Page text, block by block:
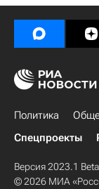
Политика
Спецпроекты
Версия 2023.1 Beta
© 2026 МИА